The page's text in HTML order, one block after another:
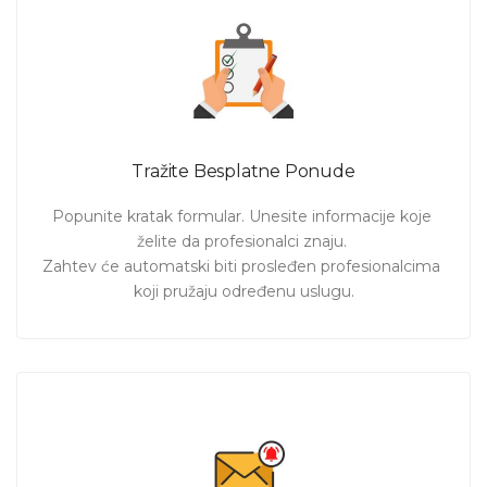
Tražite Besplatne Ponude
Popunite kratak formular. Unesite informacije koje
želite da profesionalci znaju.
Zahtev će automatski biti prosleđen profesionalcima
koji pružaju određenu uslugu.